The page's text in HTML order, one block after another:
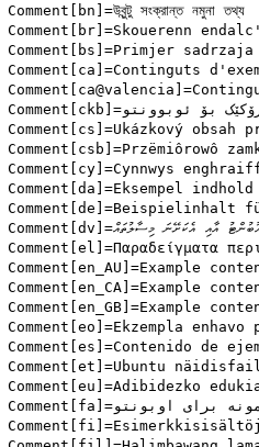
Comment[bn]=উবুন্টু সংক্রান্ত নমুনা তথ্য
Comment[br]=Skouerenn
Comment[bs]=Primjer sadrzaja
Comment[ca]=Continguts
Comment[ckb]=نموونەی ناوەڕۆکێک بۆ ئوبوونتو
Comment[cs]=Ukázkový obsah
Comment[csb]=Przëmiôrowô
Comment[cy]=Cynnwys
Comment[da]=Eksempel
Comment[de]=Beispielinhalt
Comment[dv]=އުބުންޓު އާއި އެކަށޭނަ މިސާލުތައް
Comment[el]=Παραδείγματα
Comment[en_AU]=Example
Comment[en_CA]=Example
Comment[en_GB]=Example
Comment[eo]=Ekzempla enhavo
Comment[es]=Contenido de
Comment[et]=Ubuntu
Comment[eu]=Adibidezko
Comment[fa]=محتویات نمونه برای اوبونتو